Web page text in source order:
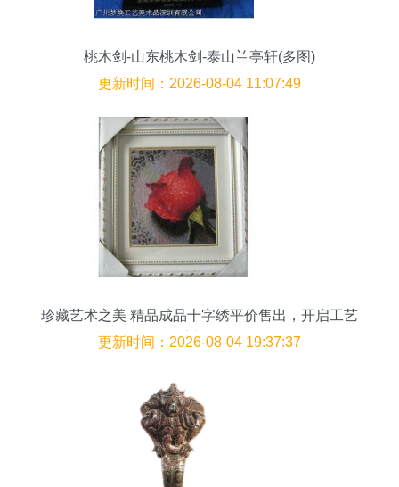
桃木剑-山东桃木剑-泰山兰亭轩(多图)
更新时间：2026-08-04 11:07:49
珍藏艺术之美 精品成品十字绣平价售出，开启工艺
收藏新体验
更新时间：2026-08-04 19:37:37